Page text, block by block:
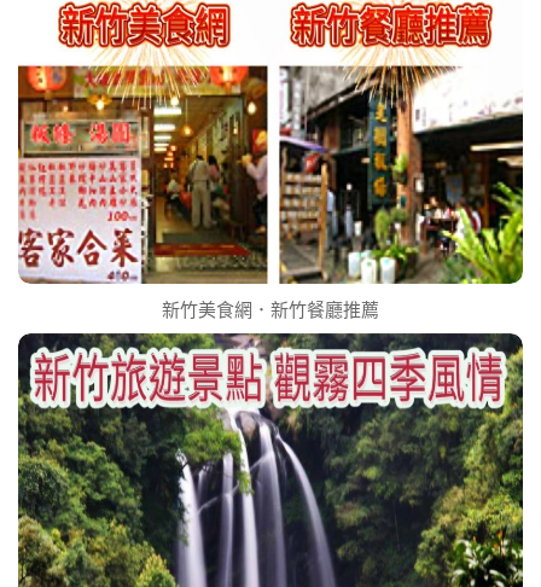
新竹美食網．新竹餐廳推薦